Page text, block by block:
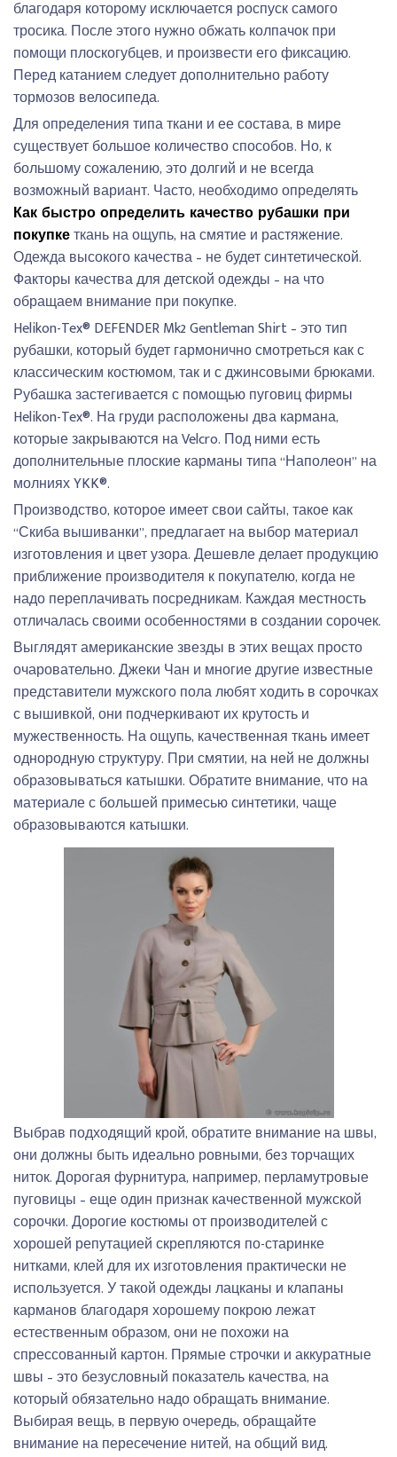
благодаря которому исключается роспуск самого
тросика. После этого нужно обжать колпачок при
помощи плоскогубцев, и произвести его фиксацию.
Перед катанием следует дополнительно работу
тормозов велосипеда.
Для определения типа ткани и ее состава, в мире
существует большое количество способов. Но, к
большому сожалению, это долгий и не всегда
возможный вариант. Часто, необходимо определять
Как быстро определить качество рубашки при
покупкеткань на ощупь, на смятие и растяжение.
Одежда высокого качества – не будет синтетической.
Факторы качества для детской одежды – на что
обращаем внимание при покупке.
Helikon-Tex® DEFENDER Mk2 Gentleman Shirt – это тип
рубашки, который будет гармонично смотреться как с
классическим костюмом, так и с джинсовыми брюками.
Рубашка застегивается с помощью пуговиц фирмы
Helikon-Tex®. На груди расположены два кармана,
которые закрываются на Velcro. Под ними есть
дополнительные плоские карманы типа “Наполеон” на
молниях YKK®.
Производство, которое имеет свои сайты, такое как
“Скиба вышиванки”, предлагает на выбор материал
изготовления и цвет узора. Дешевле делает продукцию
приближение производителя к покупателю, когда не
надо переплачивать посредникам. Каждая местность
отличалась своими особенностями в создании сорочек.
Выглядят американские звезды в этих вещах просто
очаровательно. Джеки Чан и многие другие известные
представители мужского пола любят ходить в сорочках
с вышивкой, они подчеркивают их крутость и
мужественность. На ощупь, качественная ткань имеет
однородную структуру. При смятии, на ней не должны
образовываться катышки. Обратите внимание, что на
материале с большей примесью синтетики, чаще
образовываются катышки.
Выбрав подходящий крой, обратите внимание на швы,
они должны быть идеально ровными, без торчащих
ниток. Дорогая фурнитура, например, перламутровые
пуговицы – еще один признак качественной мужской
сорочки. Дорогие костюмы от производителей с
хорошей репутацией скрепляются по-старинке
нитками, клей для их изготовления практически не
используется. У такой одежды лацканы и клапаны
карманов благодаря хорошему покрою лежат
естественным образом, они не похожи на
спрессованный картон. Прямые строчки и аккуратные
швы – это безусловный показатель качества, на
который обязательно надо обращать внимание.
Выбирая вещь, в первую очередь, обращайте
внимание на пересечение нитей, на общий вид.